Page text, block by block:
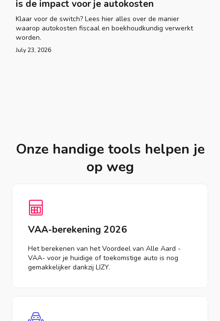
is de impact voor je autokosten
Klaar voor de switch? Lees hier alles over de manier
waarop autokosten fiscaal en boekhoudkundig verwerkt
worden.
July 23, 2026
Onze handige tools helpen je
op weg
VAA-berekening 2026
Het berekenen van het Voordeel van Alle Aard -
VAA- voor je huidige of toekomstige auto is nog
gemakkelijker dankzij LIZY.